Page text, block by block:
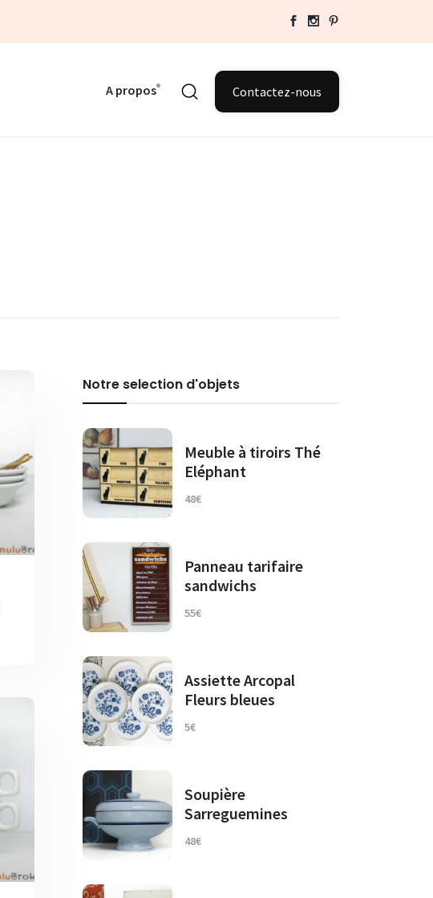
A propos Contactez-nous
Notre selection d'objets
Meuble à tiroirs Thé
Eléphant
48€
Panneau tarifaire
sandwichs
55€
Assiette Arcopal
Fleurs bleues
5€
Soupière
Sarreguemines
48€